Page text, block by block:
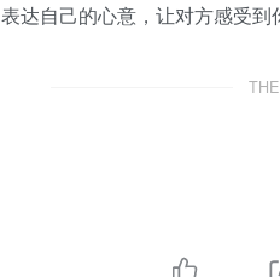
达自己的心意，让对方感受到